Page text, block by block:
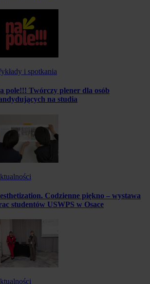
i spotkania
pole!!! Twórczy plener dla osób
na studia
Codzienne piękno – wystawa
studentów USWPS w Osace